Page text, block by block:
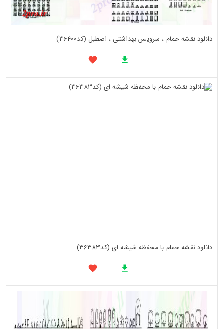
دانلود نقشه حمام ، سرویس بهداشتی ، اصطبل (کد36400)
دانلود نقشه حمام با محفظه شیشه ای (کد36383)